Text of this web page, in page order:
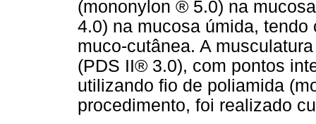
(mononylon ® 5.0) na
4.0) na mucosa úmida,
muco-cutânea. A
(PDS II® 3.0), com pontos
utilizando fio de poliamida
procedimento, foi realizado